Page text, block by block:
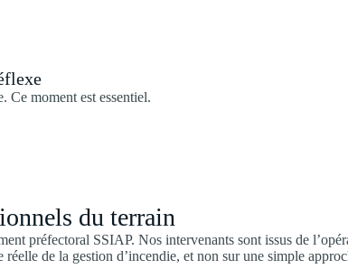
Ce moment est essentiel.
du terrain
préfectoral SSIAP. Nos intervenants sont issus de
de la gestion d’incendie, et non sur une simple